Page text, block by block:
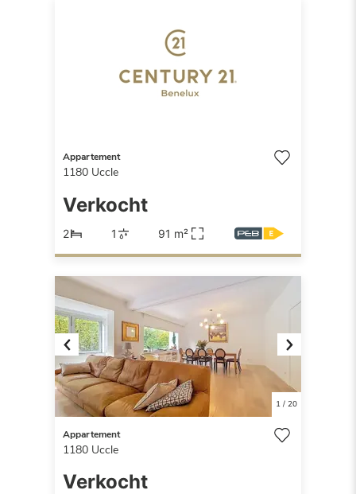
Appartement
1180 Uccle
Verkocht
2 1 91 m²
Previous Next
1/ 20
Appartement
1180 Uccle
Verkocht